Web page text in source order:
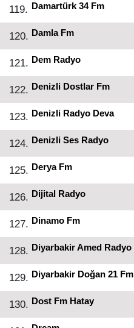
119. Damartürk 34 Fm
120. Damla Fm
121. Dem Radyo
122. Denizli Dostlar Fm
123. Denizli Radyo Deva
124. Denizli Ses Radyo
125. Derya Fm
126. Dijital Radyo
127. Dinamo Fm
128. Diyarbakir Amed Radyo
129. Diyarbakir Doğan 21 Fm
130. Dost Fm Hatay